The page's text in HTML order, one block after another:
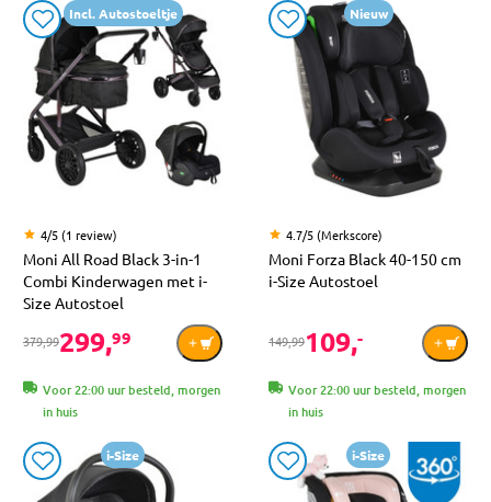
Incl. Autostoeltje
4/5 (1 review)
Moni All Road Black 3-in-1
Combi Kinderwagen met i-
Size Autostoel
379,99299,99
Voor 22:00 uur besteld, morgen
in huis
Nieuw
4.7/5 (Merkscore)
Moni Forza Black 40-150 cm
i-Size Autostoel
149,99109,-
Voor 22:00 uur besteld, morgen
in huis
i-Size i-Size